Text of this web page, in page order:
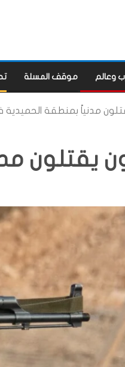
وعالم موقف المسلة
مدنياً بمنطقة الحميدية
يقتلون